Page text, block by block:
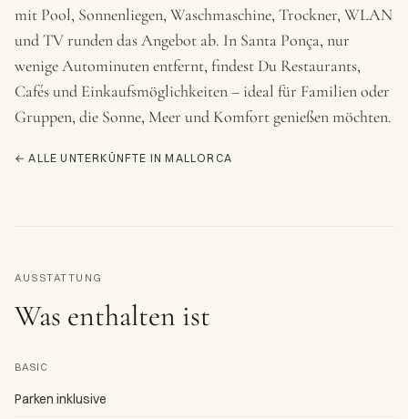
mit Pool, Sonnenliegen, Waschmaschine, Trockner, WLAN
und TV runden das Angebot ab. In Santa Ponça, nur
wenige Autominuten entfernt, findest Du Restaurants,
Cafés und Einkaufsmöglichkeiten – ideal für Familien oder
Gruppen, die Sonne, Meer und Komfort genießen möchten.
← ALLE UNTERKÜNFTE IN MALLORCA
AUSSTATTUNG
Was enthalten ist
BASIC
Parken inklusive